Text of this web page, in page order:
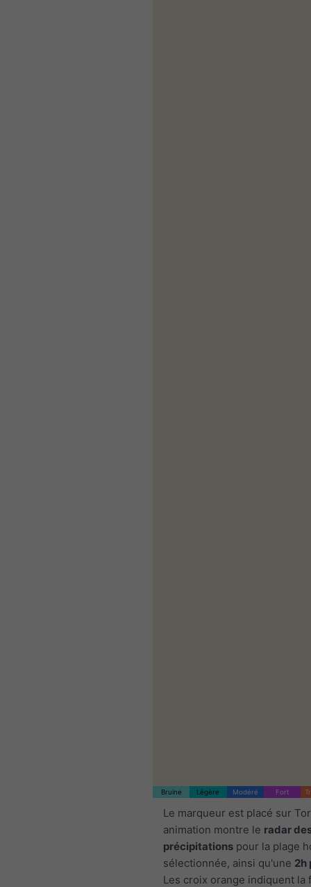
Bruine Légère Modéré Fort
Le marqueur est placé sur
animation montre le radar
précipitations pour la plage
sélectionnée, ainsi qu'une 2h
Les croix orange indiquent la